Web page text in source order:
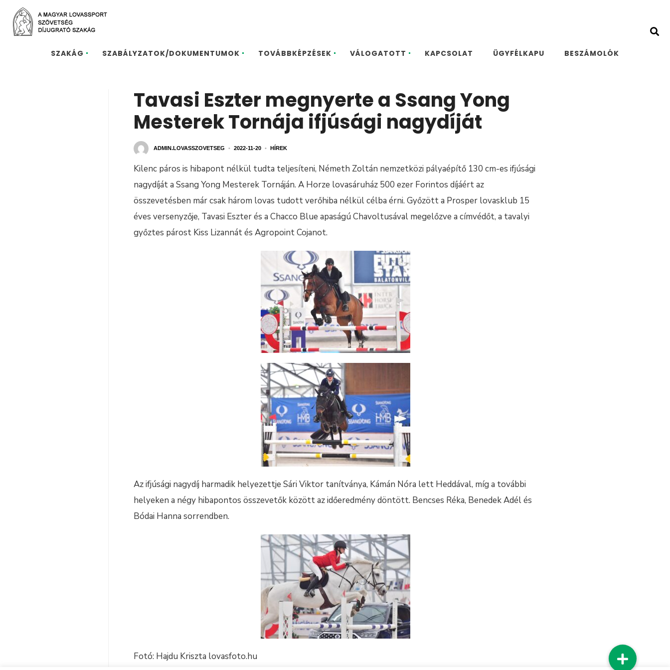
SZAKÁG SZABÁLYZATOK/DOKUMENTUMOK TOVÁBBKÉPZÉSEK VÁLOGATOTT KAPCSOLAT ÜGYFÉLKAPU BESZÁMOLÓK
Tavasi Eszter megnyerte a Ssang Yong
Mesterek Tornája ifjúsági nagydíját
ADMIN.LOVASSZOVETSEG • 2022-11-20 • HÍREK
Kilenc páros is hibapont nélkül tudta teljesíteni, Németh Zoltán nemzetközi pályaépítő 130 cm-es ifjúsági
nagydíját a Ssang Yong Mesterek Tornáján. A Horze lovasáruház 500 ezer Forintos díjáért az
összevetésben már csak három lovas tudott verőhiba nélkül célba érni. Győzött a Prosper lovasklub 15
éves versenyzője, Tavasi Eszter és a Chacco Blue apaságú Chavoltusával megelőzve a címvédőt, a tavalyi
győztes párost Kiss Lizannát és Agropoint Cojanot.
Az ifjúsági nagydíj harmadik helyezettje Sári Viktor tanítványa, Kámán Nóra lett Heddával, míg a további
helyeken a négy hibapontos összevetők között az időeredmény döntött. Bencses Réka, Benedek Adél és
Bódai Hanna sorrendben.
Fotó: Hajdu Kriszta lovasfoto.hu